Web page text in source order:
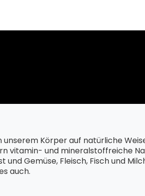
Körper auf natürliche
vitamin- und mineralstoffreiche
und Gemüse, Fleisch, Fisch und
auch.